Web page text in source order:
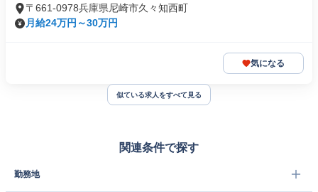
〒661-0978兵庫県尼崎市久々知西町
月給24万円～30万円
気になる
似ている求人をすべて見る
関連条件で探す
勤務地